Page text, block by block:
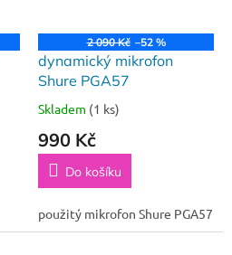
2 090 Kč –52 %
dynamický mikrofon
Shure PGA57
Skladem (1 ks)
990 Kč
Do košíku
použitý mikrofon Shure PGA57